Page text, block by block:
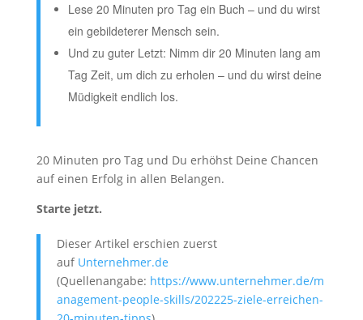
Lese 20 Minuten pro Tag ein Buch – und du wirst
ein gebildeterer Mensch sein.
Und zu guter Letzt: Nimm dir 20 Minuten lang am
Tag Zeit, um dich zu erholen – und du wirst deine
Müdigkeit endlich los.
20 Minuten pro Tag und Du erhöhst Deine Chancen
auf einen Erfolg in allen Belangen.
Starte jetzt.
Dieser Artikel erschien zuerst
auf Unternehmer.de
(Quellenangabe: https://www.unternehmer.de/m
anagement-people-skills/202225-ziele-erreichen-